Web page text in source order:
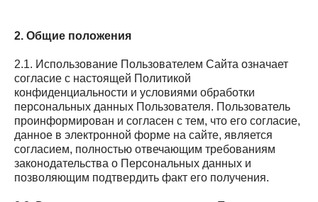
2. Общие положения
2.1. Использование Пользователем Сайта означает
согласие с настоящей Политикой
конфиденциальности и условиями обработки
персональных данных Пользователя. Пользователь
проинформирован и согласен с тем, что его согласие,
данное в электронной форме на сайте, является
согласием, полностью отвечающим требованиям
законодательства о Персональных данных и
позволяющим подтвердить факт его получения.